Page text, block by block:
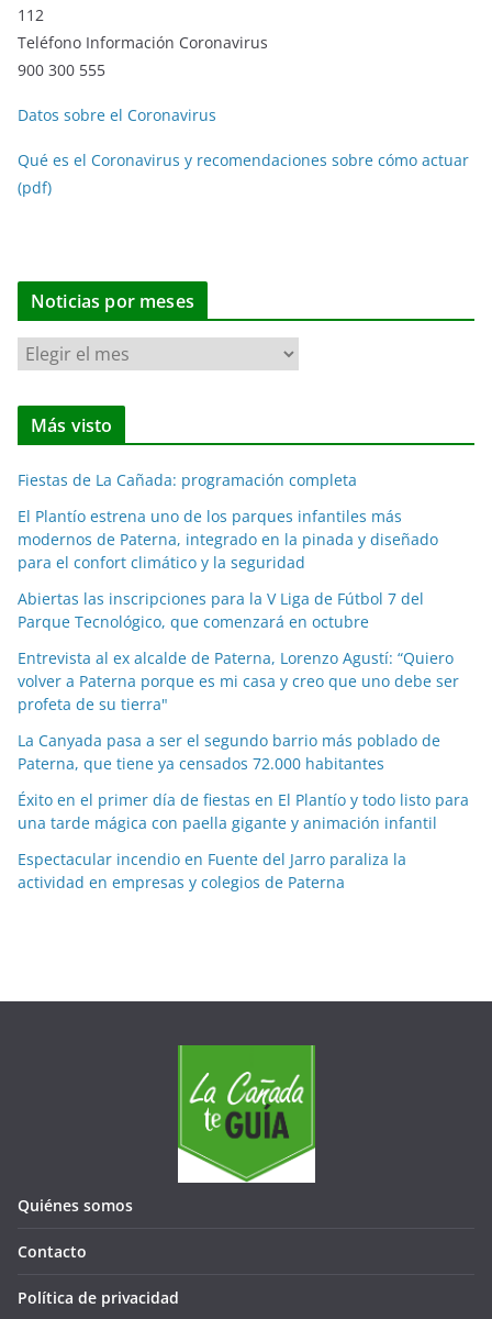
112
Teléfono Información Coronavirus
900 300 555
Datos sobre el Coronavirus
Qué es el Coronavirus y recomendaciones sobre cómo actuar
(pdf)
Noticias por meses
N
o
t
i
a
s
p
o
r
m
e
s
e
s
Más visto
Fiestas de La Cañada: programación completa
El Plantío estrena uno de los parques infantiles más
modernos de Paterna, integrado en la pinada y diseñado
para el confort climático y la seguridad
Abiertas las inscripciones para la V Liga de Fútbol 7 del
Parque Tecnológico, que comenzará en octubre
Entrevista al ex alcalde de Paterna, Lorenzo Agustí: “Quiero
volver a Paterna porque es mi casa y creo que uno debe ser
profeta de su tierra"
La Canyada pasa a ser el segundo barrio más poblado de
Paterna, que tiene ya censados 72.000 habitantes
Éxito en el primer día de fiestas en El Plantío y todo listo para
una tarde mágica con paella gigante y animación infantil
Espectacular incendio en Fuente del Jarro paraliza la
actividad en empresas y colegios de Paterna
Quiénes somos
Contacto
Política de privacidad